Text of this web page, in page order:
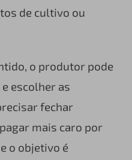
de cultivo ou
o produtor pode
escolher as
fechar
mais caro por
o objetivo é